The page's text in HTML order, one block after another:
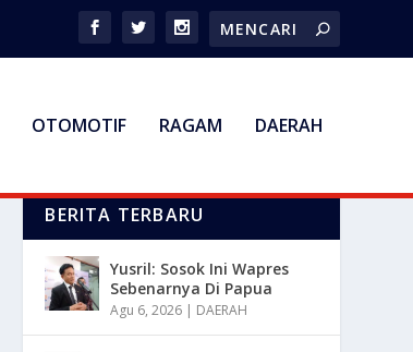
OTOMOTIF RAGAM DAERAH
BERITA TERBARU
Yusril: Sosok Ini Wapres
Sebenarnya Di Papua
Agu 6, 2026 | DAERAH